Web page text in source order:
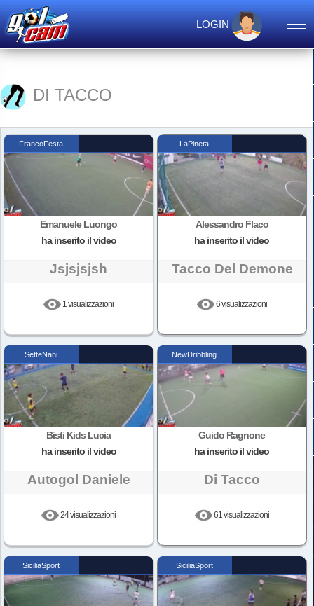
LOGIN
DI TACCO
FrancoFesta
Emanuele Luongo
ha inserito il video
Jsjsjsjsh
1 visualizzazioni
LaPineta
Alessandro Flaco
ha inserito il video
Tacco Del Demone
6 visualizzazioni
SetteNani
Bisti Kids Lucia
ha inserito il video
Autogol Daniele
24 visualizzazioni
NewDribbling
Guido Ragnone
ha inserito il video
Di Tacco
61 visualizzazioni
SiciliaSport SiciliaSport